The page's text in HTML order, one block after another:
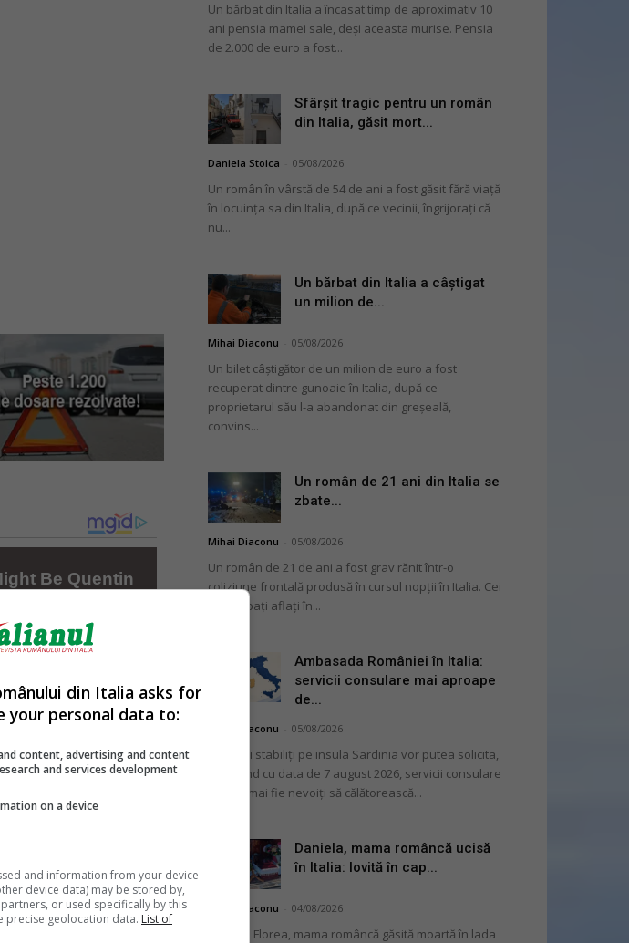
Un bărbat din Italia a încasat timp de aproximativ 10
ani pensia mamei sale, deși aceasta murise. Pensia
de 2.000 de euro a fost...
Sfârșit tragic pentru un român
din Italia, găsit mort...
Daniela Stoica 05/08/2026
Un român în vârstă de 54 de ani a fost găsit fără viață
în locuința sa din Italia, după ce vecinii, îngrijorați că
nu...
Un bărbat din Italia a câștigat
un milion de...
Mihai Diaconu 05/08/2026
Un bilet câștigător de un milion de euro a fost
recuperat dintre gunoaie în Italia, după ce
proprietarul său l-a abandonat din greșeală,
convins...
Un român de 21 ani din Italia se
zbate...
Mihai Diaconu 05/08/2026
Un român de 21 de ani a fost grav rănit într-o
coliziune frontală produsă în cursul nopții în Italia. Cei
doi bărbați aflați în...
Ambasada României în Italia:
servicii consulare mai aproape
de...
Mihai Diaconu 05/08/2026
Românii stabiliți pe insula Sardinia vor putea solicita,
începând cu data de 7 august 2026, servicii consulare
fără să mai fie nevoiți să călătorească...
Daniela, mama româncă ucisă
în Italia: lovită în cap...
Mihai Diaconu 04/08/2026
Daniela Florea, mama româncă găsită moartă în lada
din Italia asks for
your personal data to:
content, advertising and content
and services development
on a device
and information from your device
device data) may be stored by,
or used specifically by this
precise geolocation data. List of